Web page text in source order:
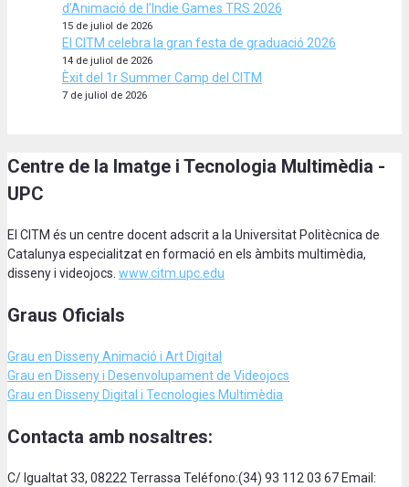
d’Animació de l’Indie Games TRS 2026
15 de juliol de 2026
El CITM celebra la gran festa de graduació 2026
14 de juliol de 2026
Èxit del 1r Summer Camp del CITM
7 de juliol de 2026
Centre de la Imatge i Tecnologia Multimèdia -
UPC
El CITM és un centre docent adscrit a la Universitat Politècnica de
Catalunya especialitzat en formació en els àmbits multimèdia,
disseny i videojocs. www.citm.upc.edu
Graus Oficials
Grau en Disseny Animació i Art Digital
Grau en Disseny i Desenvolupament de Videojocs
Grau en Disseny Digital i Tecnologies Multimèdia
Contacta amb nosaltres:
C/ Igualtat 33, 08222 Terrassa Teléfono:(34) 93 112 03 67 Email: